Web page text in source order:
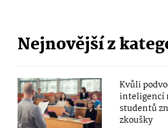
Nejnovější z
Kvůli
inteligencí
studentů
zkoušky